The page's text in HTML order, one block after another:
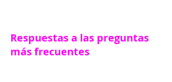
Respuestas a las preguntas
más frecuentes